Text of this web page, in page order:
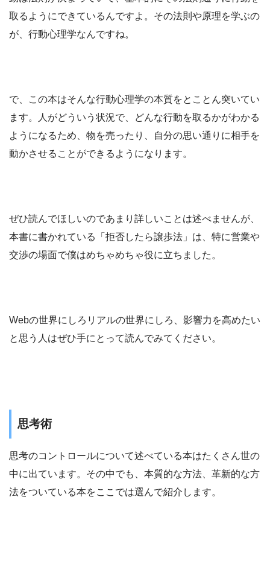
取るようにできているんですよ。その法則や原理を学ぶの
が、行動心理学なんですね。
で、この本はそんな行動心理学の本質をとことん突いてい
ます。人がどういう状況で、どんな行動を取るかがわかる
ようになるため、物を売ったり、自分の思い通りに相手を
動かさせることができるようになります。
ぜひ読んでほしいのであまり詳しいことは述べませんが、
本書に書かれている「拒否したら譲歩法」は、特に営業や
交渉の場面で僕はめちゃめちゃ役に立ちました。
Webの世界にしろリアルの世界にしろ、影響力を高めたい
と思う人はぜひ手にとって読んでみてください。
思考術
思考のコントロールについて述べている本はたくさん世の
中に出ています。その中でも、本質的な方法、革新的な方
法をついている本をここでは選んで紹介します。